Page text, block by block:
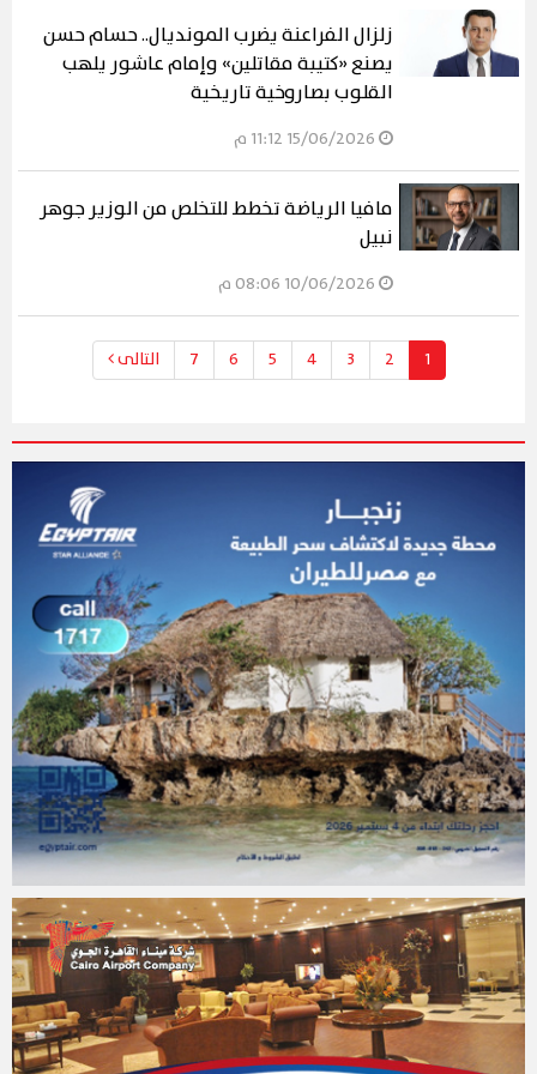
زلزال الفراعنة يضرب المونديال.. حسام حسن
يصنع «كتيبة مقاتلين» وإمام عاشور يلهب
القلوب بصاروخية تاريخية
مافيا الرياضة تخطط للتخلص من الوزير جوهر
نبيل
1
2
3
4
5
6
7 التالى